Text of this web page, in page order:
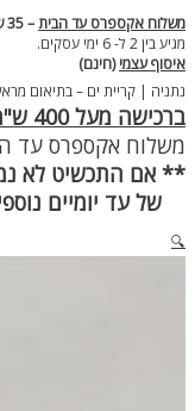
משלוח אקספרס עד הבית– 35 ש"ח .
מגיע בין 2 ל- 6 ימי עסקים.
איסוף עצמי(חינם)
נתניה | קריית ים – בתיאום
ברכישה מעל 400 ש"ח
משלוח אקספרס עד
** אם התכשיט לא
של עד יומיים
🔍